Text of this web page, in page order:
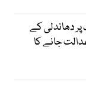
دھاندلی کے
جانے کا